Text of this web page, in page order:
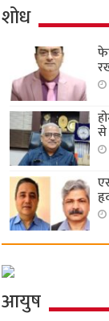
शोध
से
आयुष